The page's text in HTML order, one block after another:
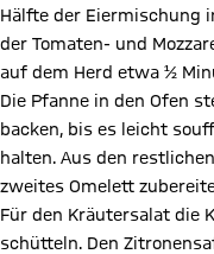
Hälfte der Eiermischung
der Tomaten- und
auf dem Herd etwa ½
Die Pfanne in den Ofen
backen, bis es leicht
halten. Aus den
zweites Omelett
Für den Kräutersalat die
schütteln. Den